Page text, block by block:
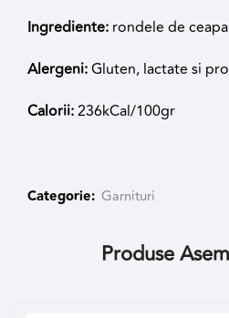
Ingrediente: rondele de ceapa
Alergeni:Gluten, lactate si
Calorii:236kCal/100gr
Categorie: Garnituri
Produse